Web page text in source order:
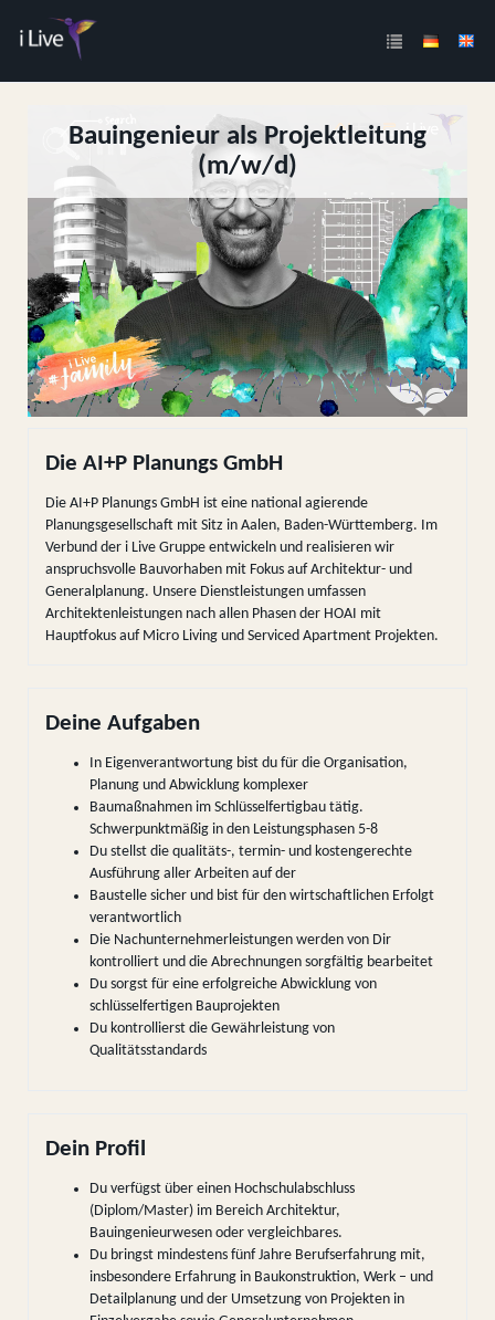
Bauingenieur als Projektleitung
(m/w/d)
Die AI+P Planungs GmbH
Die AI+P Planungs GmbH ist eine national agierende
Planungsgesellschaft mit Sitz in Aalen, Baden-Württemberg. Im
Verbund der i Live Gruppe entwickeln und realisieren wir
anspruchsvolle Bauvorhaben mit Fokus auf Architektur- und
Generalplanung. Unsere Dienstleistungen umfassen
Architektenleistungen nach allen Phasen der HOAI mit
Hauptfokus auf Micro Living und Serviced Apartment Projekten.
Deine Aufgaben
In Eigenverantwortung bist du für die Organisation,
Planung und Abwicklung komplexer
Baumaßnahmen im Schlüsselfertigbau tätig.
Schwerpunktmäßig in den Leistungsphasen 5-8
Du stellst die qualitäts-, termin- und kostengerechte
Ausführung aller Arbeiten auf der
Baustelle sicher und bist für den wirtschaftlichen Erfolgt
verantwortlich
Die Nachunternehmerleistungen werden von Dir
kontrolliert und die Abrechnungen sorgfältig bearbeitet
Du sorgst für eine erfolgreiche Abwicklung von
schlüsselfertigen Bauprojekten
Du kontrollierst die Gewährleistung von
Qualitätsstandards
Dein Profil
Du verfügst über einen Hochschulabschluss
(Diplom/Master) im Bereich Architektur,
Bauingenieurwesen oder vergleichbares.
Du bringst mindestens fünf Jahre Berufserfahrung mit,
insbesondere Erfahrung in Baukonstruktion, Werk – und
Detailplanung und der Umsetzung von Projekten in